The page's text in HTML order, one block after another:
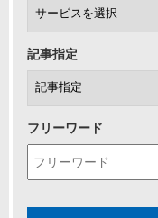
記事指定
フリーワード